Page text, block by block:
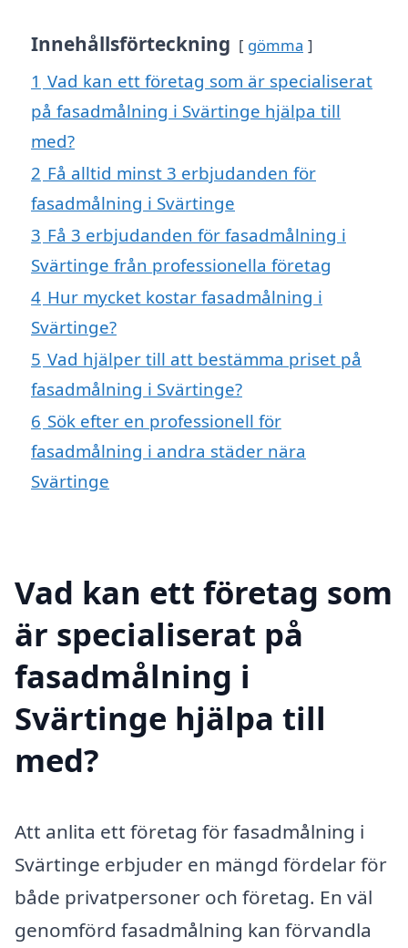
Innehållsförteckning gömma
1 Vad kan ett företag som är specialiserat
på fasadmålning i Svärtinge hjälpa till
med?
2 Få alltid minst 3 erbjudanden för
fasadmålning i Svärtinge
3 Få 3 erbjudanden för fasadmålning i
Svärtinge från professionella företag
4 Hur mycket kostar fasadmålning i
Svärtinge?
5 Vad hjälper till att bestämma priset på
fasadmålning i Svärtinge?
6 Sök efter en professionell för
fasadmålning i andra städer nära
Svärtinge
Vad kan ett företag som
är specialiserat på
fasadmålning i
Svärtinge hjälpa till
med?
Att anlita ett företag för fasadmålning i
Svärtinge erbjuder en mängd fördelar för
både privatpersoner och företag. En väl
genomförd fasadmålning kan förvandla